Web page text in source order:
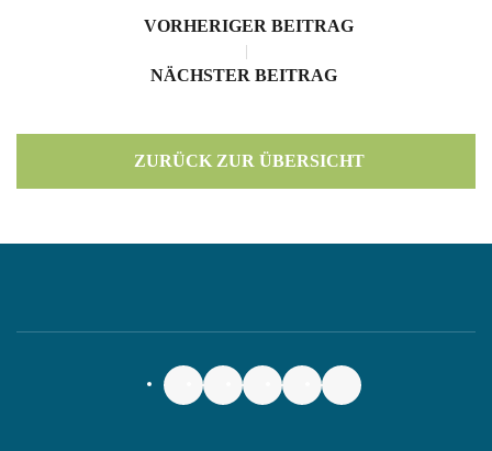
VORHERIGER BEITRAG
NÄCHSTER BEITRAG
ZURÜCK ZUR ÜBERSICHT